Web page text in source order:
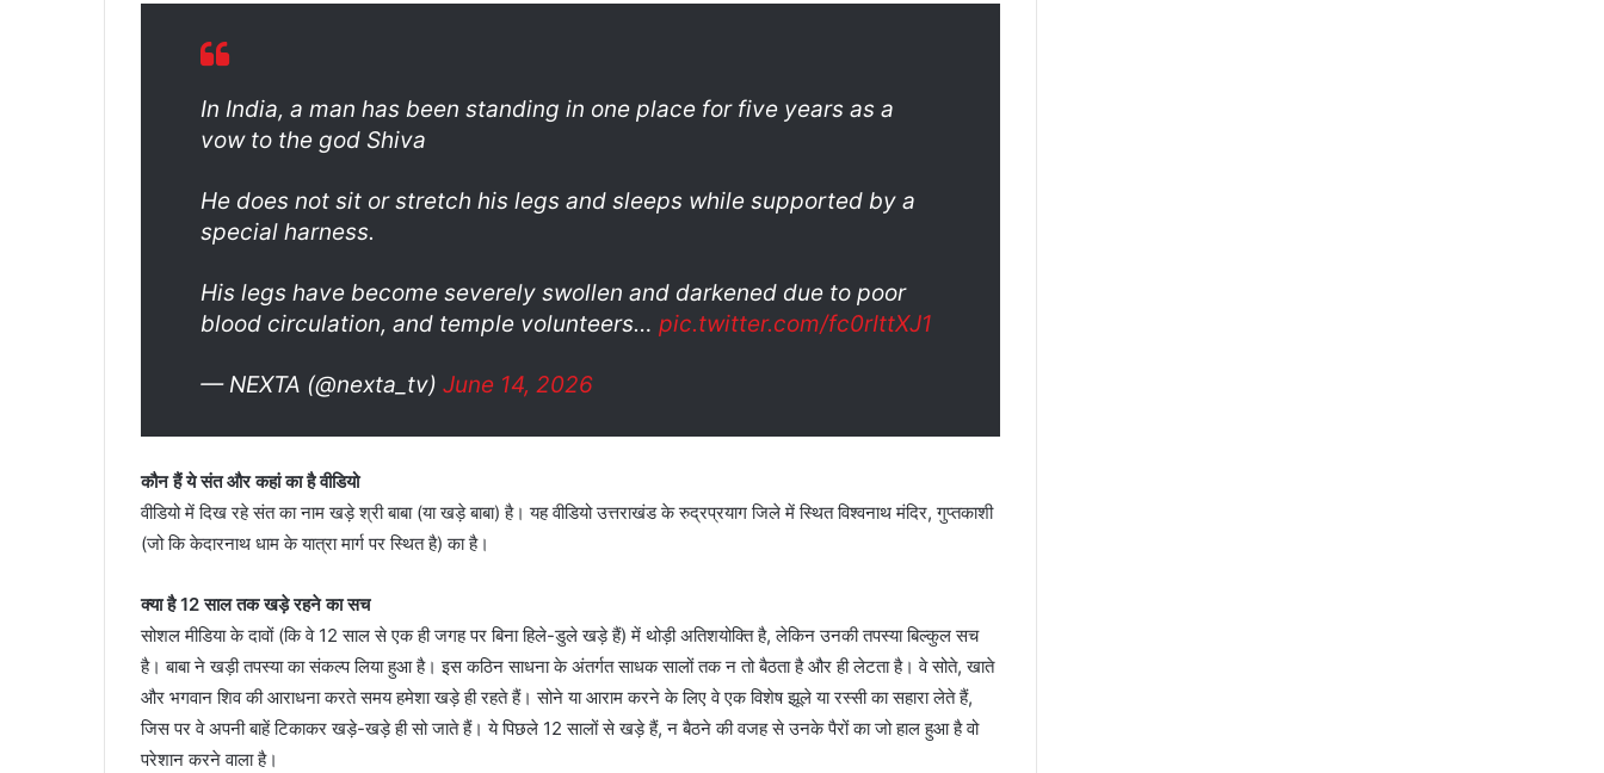
In India, a man has been standing in one place for five years as a
vow to the god Shiva
He does not sit or stretch his legs and sleeps while supported by a
special harness.
His legs have become severely swollen and darkened due to poor
blood circulation, and temple volunteers… pic.twitter.com/fc0rIttXJ1
— NEXTA (@nexta_tv) June 14, 2026
कौन हैं ये संत और कहां का है वीडियो
वीडियो में दिख रहे संत का नाम खड़े श्री बाबा (या खड़े बाबा) है। यह वीडियो उत्तराखंड के रुद्रप्रयाग जिले में स्थित विश्वनाथ मंदिर, गुप्तकाशी
(जो कि केदारनाथ धाम के यात्रा मार्ग पर स्थित है) का है।
क्या है 12 साल तक खड़े रहने का सच
सोशल मीडिया के दावों (कि वे 12 साल से एक ही जगह पर बिना हिले-डुले खड़े हैं) में थोड़ी अतिशयोक्ति है, लेकिन उनकी तपस्या बिल्कुल सच
है। बाबा ने खड़ी तपस्या का संकल्प लिया हुआ है। इस कठिन साधना के अंतर्गत साधक सालों तक न तो बैठता है और ही लेटता है। वे सोते, खाते
और भगवान शिव की आराधना करते समय हमेशा खड़े ही रहते हैं। सोने या आराम करने के लिए वे एक विशेष झूले या रस्सी का सहारा लेते हैं,
जिस पर वे अपनी बाहें टिकाकर खड़े-खड़े ही सो जाते हैं। ये पिछले 12 सालों से खड़े हैं, न बैठने की वजह से उनके पैरों का जो हाल हुआ है वो
परेशान करने वाला है।